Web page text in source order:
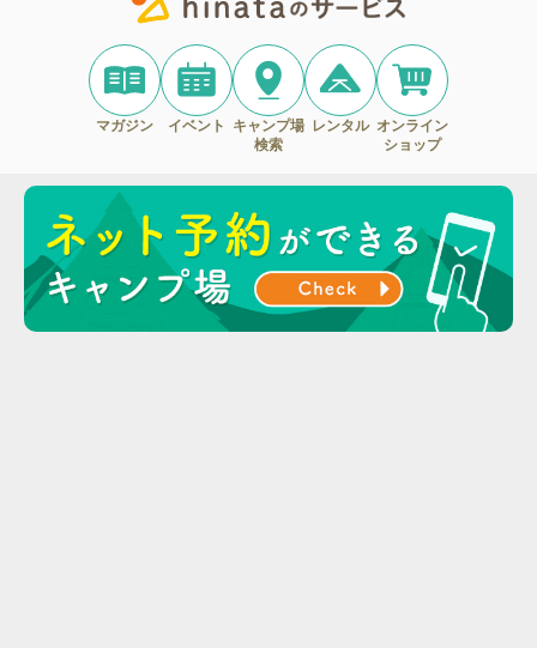
マガジン イベント
キャンプ場
検索
レンタル オンライン
ショップ